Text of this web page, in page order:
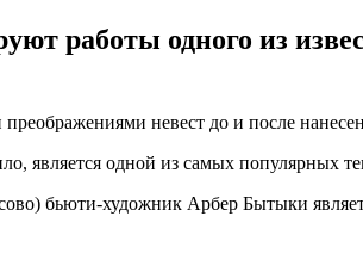
работы одного из
невест до и после
является одной из самых популярных
бьюти-художник Арбер Бытыки